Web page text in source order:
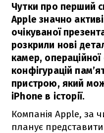
Чутки про перший
Apple значно
очікуваної
розкрили нові
камер,
конфігурацій
пристрою, який
iPhone в історії.
Компанія Apple, за
планує